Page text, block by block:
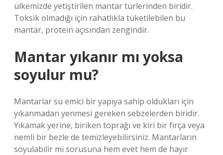
ülkemizde yetiştirilen mantar türlerinden biridir.
Toksik olmadığı için rahatlıkla tüketilebilen bu
mantar, protein açısından zengindir.
Mantar yıkanır mı yoksa
soyulur mu?
Mantarlar su emici bir yapıya sahip oldukları için
yıkanmadan yenmesi gereken sebzelerden biridir.
Yıkamak yerine, biriken toprağı ve kiri bir fırça veya
nemli bir bezle de temizleyebilirsiniz. Mantarların
soyulabilir mi sorusuna hem evet hem de hayır